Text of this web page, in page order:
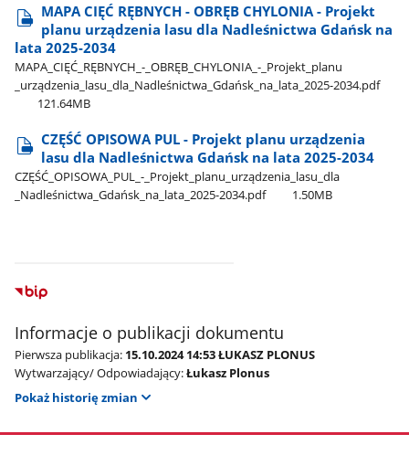
MAPA CIĘĆ RĘBNYCH - OBRĘB CHYLONIA - Projekt
planu urządzenia lasu dla Nadleśnictwa Gdańsk na
lata 2025-2034
MAPA​_CIĘĆ​_RĘBNYCH​_-​_OBRĘB​_CHYLONIA​_-​_Projekt​_planu​
_urządzenia​_lasu​_dla​_Nadleśnictwa​_Gdańsk​_na​_lata​_2025-2034.pdf
121.64MB
CZĘŚĆ OPISOWA PUL - Projekt planu urządzenia
lasu dla Nadleśnictwa Gdańsk na lata 2025-2034
CZĘŚĆ​_OPISOWA​_PUL​_-​_Projekt​_planu​_urządzenia​_lasu​_dla​
_Nadleśnictwa​_Gdańsk​_na​_lata​_2025-2034.pdf
1.50MB
Informacje o publikacji dokumentu
Pierwsza publikacja: 15.10.2024 14:53 ŁUKASZ PLONUS
Wytwarzający/ Odpowiadający:Łukasz Plonus
Pokaż historię zmian